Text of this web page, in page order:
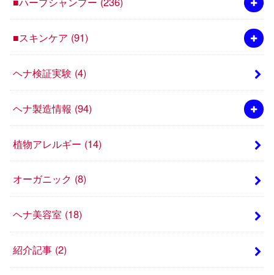
■スキンケア (91)
ヘナ検証実験 (4)
ヘナ製造情報 (94)
植物アレルギー (14)
オーガニック (8)
ヘナ美容室 (18)
紹介記事 (2)